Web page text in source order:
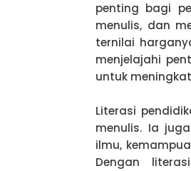
penting bagi
menulis, dan
ternilai
menjelajahi
untuk
Literasi
menulis. Ia
ilmu,
Dengan